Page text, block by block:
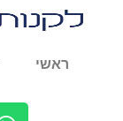
ראשי